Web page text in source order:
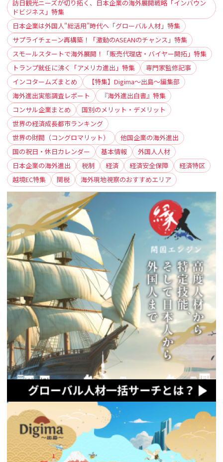
訪日観光ニーズが切り拓く、日本企業の海外展開戦略「インバウン
ドビジネス」特集
日本企業は外国人"総活用"時代へ「グローバル人材」特集
サプライチェーン再構築！「激動のASEANのチャンス」特集
スモールスタートで海外展開！「販売代理店・バイヤー開拓」特集
トランプ就任に沸く「アメリカ進出」特集
専門家監修記事
インコタームズまとめ
【特集】Digima〜出島〜編集部
海外進出実態調査レポート
『海外進出白書』特集
コンサル企業まとめ
国別のメリット・デメリット
世界の経済成長都市ランキング
世界の財閥（コングロマリット）
他国企業の海外進出
国の祝日・休日カレンダー
基本情報
外国人人材
日本企業の海外進出
税制 経済 経済安全保障
経済特区
越境EC特集
関税 海外現地視察のおすすめエリア